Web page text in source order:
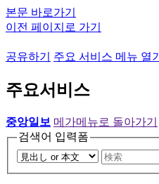
본문 바로가기
이전 페이지로 가기
공유하기 주요 서비스 메뉴 열기
주요서비스
중앙일보 메가메뉴로 돌아가기
검색어 입력폼